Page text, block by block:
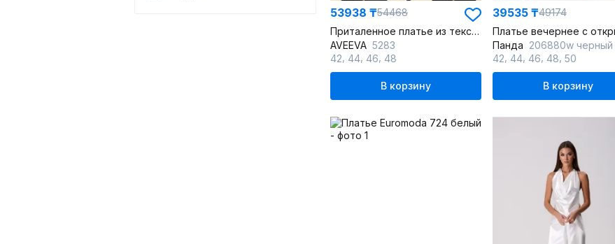
53938 ₸54468
Приталенное платье из текстиля с разрезом и буфами
AVEEVA 5283
42 44 46 48
В корзину
39535 ₸49174
Панда 206880w черный
42 44 46 48 50
В корзину